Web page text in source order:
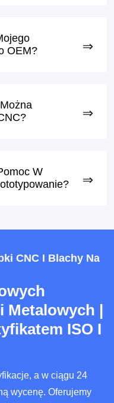
OEM?
W
CNC I Blachy Na
Metalowych |
ISO I
a w ciągu 24
wycenę. Oferujemy